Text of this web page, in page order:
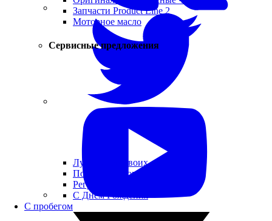
Запчасти Product Line 2
Моторное масло
Сервисные предложения
Лучшее для своих
Помощь на дороге
Регулярное ТО
С Днем Рождения
С пробегом